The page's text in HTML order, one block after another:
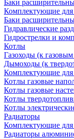
Баки
Комплектующие для
Баки
Гидравлические
Гидрострелки и
Котлы
Газоходы (к
Дымоходы (к
Комплектующие для
Котлы газовые
Котлы газовые
Котлы
Котлы
Радиаторы
Комплектующие для
Радиаторы